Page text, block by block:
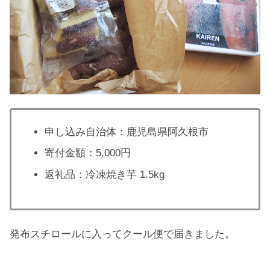
申し込み自治体：鹿児島県阿久根市
寄付金額：5,000円
返礼品：冷凍焼き芋 1.5kg
発布スチロールに入ってクール便で届きました。